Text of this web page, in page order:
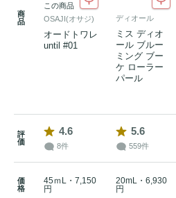
商
品
この商品
OSAJI(オサジ)
オードトワレ
until #01
ディオール
ミス ディオ
ール ブルー
ミング ブー
ケ ローラー
パール
評
価
4.6
8件
5.6
559件
価
格
45ｍL・7,150
円
20mL・6,930
円